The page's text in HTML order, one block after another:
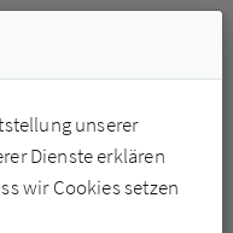
+49-6331-228226
unserer
Dienste erklären
wir Cookies setzen